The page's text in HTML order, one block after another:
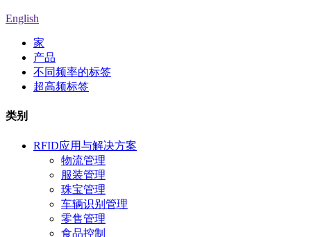
English
家
产品
不同频率的标签
超高频标签
类别
RFID应用与解决方案
物流管理
服装管理
珠宝管理
车辆识别管理
零售管理
食品控制